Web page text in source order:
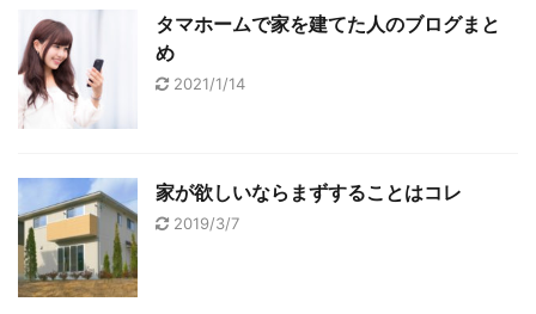
タマホームで家を建てた人のブログまと
め
2021/1/14
家が欲しいならまずすることはコレ
2019/3/7